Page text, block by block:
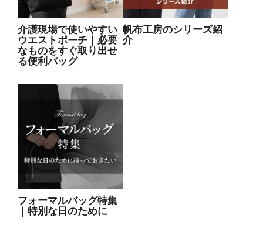
介護現場で使いやすい
ウエストポーチ｜必要
なものをすぐ取り出せ
る便利バッグ
帆布工房のシリーズ紹
介
フォーマルバッグ特集
｜特別な日のために